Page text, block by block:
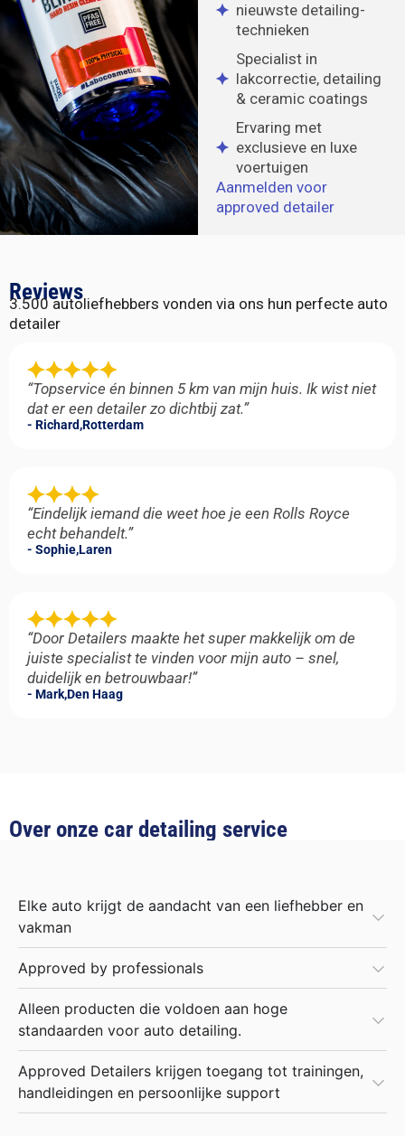
nieuwste detailing-
technieken
Specialist in
lakcorrectie, detailing
& ceramic coatings
Ervaring met
exclusieve en luxe
voertuigen
Aanmelden voor
approved detailer
Reviews
3.500 autoliefhebbers vonden via ons hun perfecte auto
detailer
“Topservice én binnen 5 km van mijn huis. Ik wist niet
dat er een detailer zo dichtbij zat.”
- Richard,Rotterdam
“Eindelijk iemand die weet hoe je een Rolls Royce
echt behandelt.”
- Sophie,Laren
“Door Detailers maakte het super makkelijk om de
juiste specialist te vinden voor mijn auto – snel,
duidelijk en betrouwbaar!”
- Mark,Den Haag
Over onze car detailing service
Elke auto krijgt de aandacht van een liefhebber en
vakman
Approved by professionals
Alleen producten die voldoen aan hoge
standaarden voor auto detailing.
Approved Detailers krijgen toegang tot trainingen,
handleidingen en persoonlijke support